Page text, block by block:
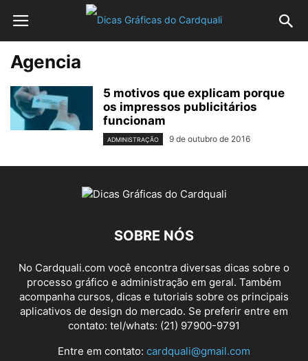
Agencia
5 motivos que explicam porque
os impressos publicitários
funcionam
ADMINISTRAÇÃO 9 de outubro de 2016
SOBRE NÓS
No Cardquali.com você encontra diversas dicas sobre o
processo gráfico e administração em geral. Também
acompanha cursos, dicas e tutoriais sobre os principais
aplicativos de design do mercado. Se preferir entre em
contato: tel/whats: (21) 97900-9791
Entre em contato: cardquali@gmail.com